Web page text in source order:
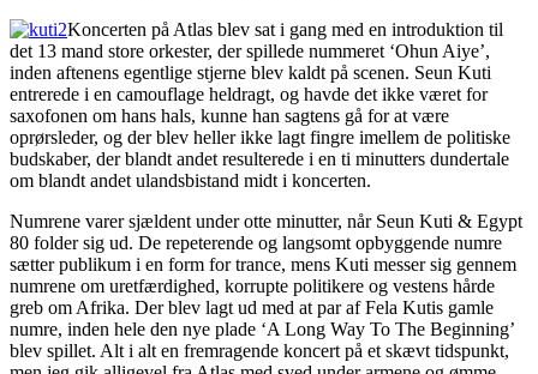
Koncerten på Atlas blev sat i gang med en introduktion til
det 13 mand store orkester, der spillede nummeret ‘Ohun Aiye’,
inden aftenens egentlige stjerne blev kaldt på scenen. Seun Kuti
entrerede i en camouflage heldragt, og havde det ikke været for
saxofonen om hans hals, kunne han sagtens gå for at være
oprørsleder, og der blev heller ikke lagt fingre imellem de politiske
budskaber, der blandt andet resulterede i en ti minutters dundertale
om blandt andet ulandsbistand midt i koncerten.
Numrene varer sjældent under otte minutter, når Seun Kuti & Egypt
80 folder sig ud. De repeterende og langsomt opbyggende numre
sætter publikum i en form for trance, mens Kuti messer sig gennem
numrene om uretfærdighed, korrupte politikere og vestens hårde
greb om Afrika. Der blev lagt ud med at par af Fela Kutis gamle
numre, inden hele den nye plade ‘A Long Way To The Beginning’
blev spillet. Alt i alt en fremragende koncert på et skævt tidspunkt,